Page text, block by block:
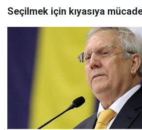
Seçilmek için kıyasıya